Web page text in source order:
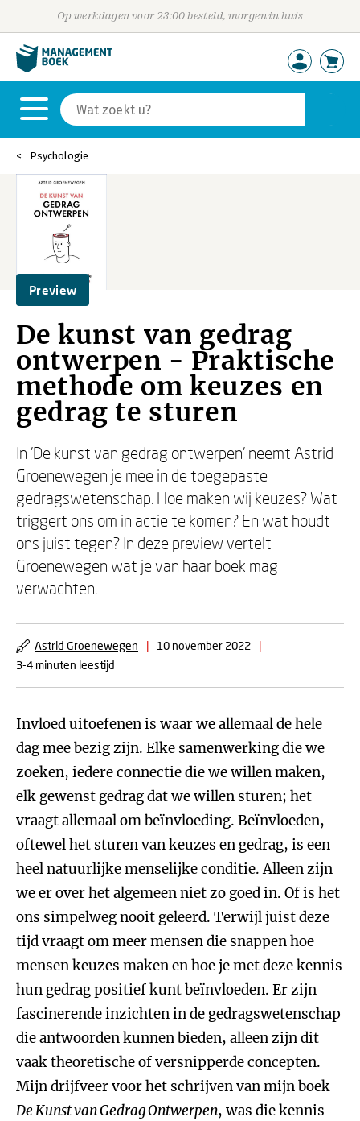
Op werkdagen voor 23:00 besteld, morgen in huis
Psychologie
Preview
De kunst van gedrag
ontwerpen - Praktische
methode om keuzes en
gedrag te sturen
In 'De kunst van gedrag ontwerpen' neemt Astrid
Groenewegen je mee in de toegepaste
gedragswetenschap. Hoe maken wij keuzes? Wat
triggert ons om in actie te komen? En wat houdt
ons juist tegen? In deze preview vertelt
Groenewegen wat je van haar boek mag
verwachten.
Astrid Groenewegen | 10 november 2022
|
3-4 minuten leestijd
Invloed uitoefenen is waar we allemaal de hele
dag mee bezig zijn. Elke samenwerking die we
zoeken, iedere connectie die we willen maken,
elk gewenst gedrag dat we willen sturen; het
vraagt allemaal om beïnvloeding. Beïnvloeden,
oftewel het sturen van keuzes en gedrag, is een
heel natuurlijke menselijke conditie. Alleen zijn
we er over het algemeen niet zo goed in. Of is het
ons simpelweg nooit geleerd. Terwijl juist deze
tijd vraagt om meer mensen die snappen hoe
mensen keuzes maken en hoe je met deze kennis
hun gedrag positief kunt beïnvloeden. Er zijn
fascinerende inzichten in de gedragswetenschap
die antwoorden kunnen bieden, alleen zijn dit
vaak theoretische of versnipperde concepten.
Mijn drijfveer voor het schrijven van mijn boek
De Kunst van Gedrag Ontwerpen, was die kennis